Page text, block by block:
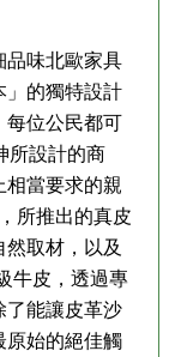
品味北歐家具
」的獨特設計
每位公民都可
所設計的商
當要求的親
所推出的真皮
取材，以及
牛皮，透過專
了能讓皮革沙
原始的絕佳觸